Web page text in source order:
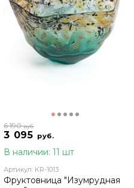
3 095 руб.
6 190руб.
В наличии: 11 шт
Артикул: KR-1013
Фруктовница "Изумрудная